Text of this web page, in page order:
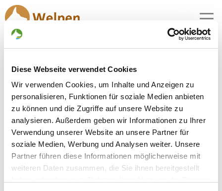
Diese Webseite verwendet Cookies
Wir verwenden Cookies, um Inhalte und Anzeigen zu
personalisieren, Funktionen für soziale Medien anbieten
zu können und die Zugriffe auf unsere Website zu
analysieren. Außerdem geben wir Informationen zu Ihrer
Verwendung unserer Website an unsere Partner für
soziale Medien, Werbung und Analysen weiter. Unsere
Partner führen diese Informationen möglicherweise mit
weiteren Daten zusammen, die Sie ihnen bereitgestellt
MENU
Zuchtstätte:
vom Maigrabental
Gründungsdatum: 07.12.2006
Eleveur